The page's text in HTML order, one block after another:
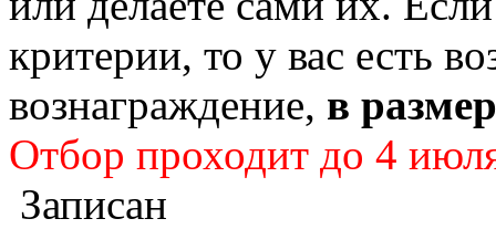
критерии, то у вас есть
вознаграждение, в
Отбор проходит до 4
Записан